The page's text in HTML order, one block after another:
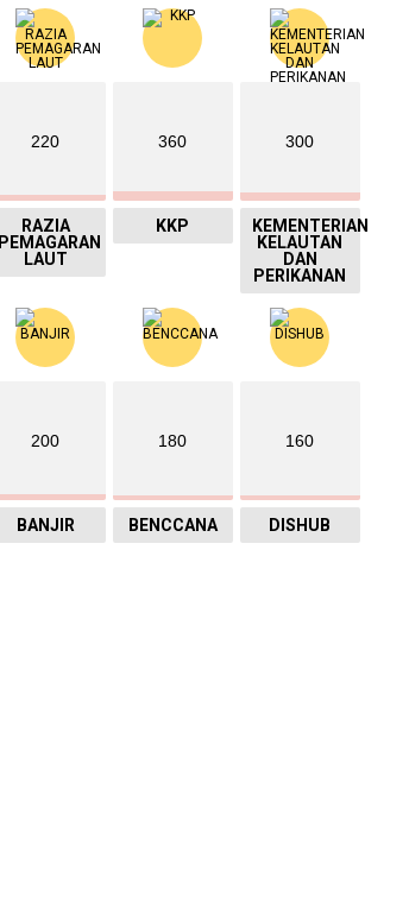
220
RAZIA
PEMAGARAN
LAUT
360
KKP
300
KEMENTERIAN
KELAUTAN
DAN
PERIKANAN
200
BANJIR
180
BENCCANA
160
DISHUB